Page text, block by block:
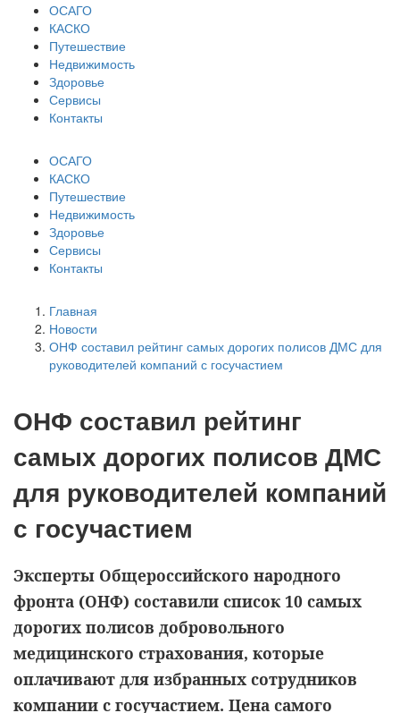
ОСАГО
КАСКО
Путешествие
Недвижимость
Здоровье
Сервисы
Контакты
ОСАГО
КАСКО
Путешествие
Недвижимость
Здоровье
Сервисы
Контакты
Главная
Новости
ОНФ составил рейтинг самых дорогих полисов ДМС для
руководителей компаний с госучастием
ОНФ составил рейтинг
самых дорогих полисов ДМС
для руководителей компаний
с госучастием
Эксперты Общероссийского народного
фронта (ОНФ) составили список 10 самых
дорогих полисов добровольного
медицинского страхования, которые
оплачивают для избранных сотрудников
компании с госучастием. Цена самого